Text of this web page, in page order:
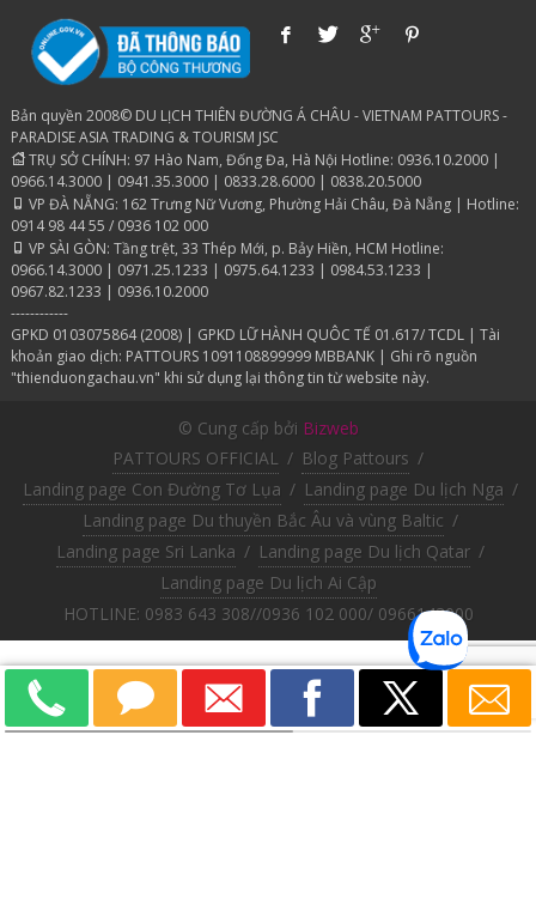
Bản quyền 2008© DU LỊCH THIÊN ĐƯỜNG Á CHÂU - VIETNAM PATTOURS -
PARADISE ASIA TRADING & TOURISM JSC
TRỤ SỞ CHÍNH: 97 Hào Nam, Đống Đa, Hà Nội Hotline: 0936.10.2000 |
0966.14.3000 | 0941.35.3000 | 0833.28.6000 | 0838.20.5000
VP ĐÀ NẴNG: 162 Trưng Nữ Vương, Phường Hải Châu, Đà Nẵng | Hotline:
0914 98 44 55 / 0936 102 000
VP SÀI GÒN: Tầng trệt, 33 Thép Mới, p. Bảy Hiền, HCM Hotline:
0966.14.3000 | 0971.25.1233 | 0975.64.1233 | 0984.53.1233 |
0967.82.1233 | 0936.10.2000
------------
GPKD 0103075864 (2008) | GPKD LỮ HÀNH QUÔC TẾ 01.617/ TCDL | Tài
khoản giao dịch: PATTOURS 1091108899999 MBBANK | Ghi rõ nguồn
"thienduongachau.vn" khi sử dụng lại thông tin từ website này.
© Cung cấp bởi Bizweb
PATTOURS OFFICIAL / Blog Pattours /
Landing page Con Đường Tơ Lụa / Landing page Du lịch Nga /
Landing page Du thuyền Bắc Âu và vùng Baltic /
Landing page Sri Lanka / Landing page Du lịch Qatar /
Landing page Du lịch Ai Cập
HOTLINE: 0983 643 308//0936 102 000/ 0966143000